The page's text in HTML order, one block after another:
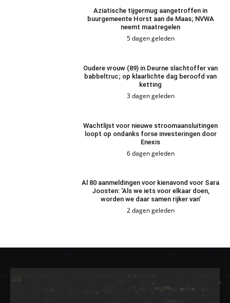
Aziatische tijgermug aangetroffen in
buurgemeente Horst aan de Maas; NVWA
neemt maatregelen
5 dagen geleden
Oudere vrouw (89) in Deurne slachtoffer van
babbeltruc; op klaarlichte dag beroofd van
ketting
3 dagen geleden
Wachtlijst voor nieuwe stroomaansluitingen
loopt op ondanks forse investeringen door
Enexis
6 dagen geleden
Al 80 aanmeldingen voor kienavond voor Sara
Joosten: ‘Als we iets voor elkaar doen,
worden we daar samen rijker van’
2 dagen geleden